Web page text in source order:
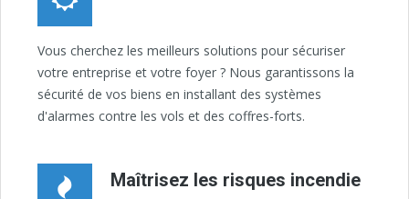
Vous cherchez les meilleurs solutions pour sécuriser
votre entreprise et votre foyer ? Nous garantissons la
sécurité de vos biens en installant des systèmes
d'alarmes contre les vols et des coffres-forts.
Maîtrisez les risques incendie